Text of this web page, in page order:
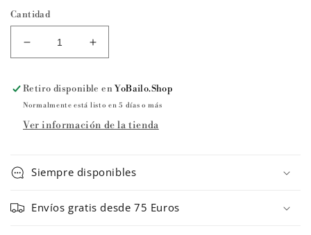
Cantidad
Reducir
cantidad
Maillot
de
ballet
Rosa
Aumentar
cantidad
Maillot
de
ballet
Ballet
Rosa
Retiro disponible enYoBailo.Shop
Normalmente está listo en 5 días o más
Ver información de la tienda
Siempre disponibles
Envíos gratis desde 75 Euros